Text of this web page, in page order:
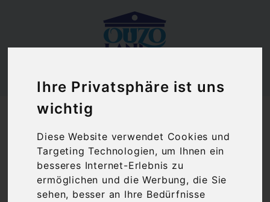
Ihre Privatsphäre ist uns
wichtig
Diese Website verwendet Cookies und
Targeting Technologien, um Ihnen ein
besseres Internet-Erlebnis zu
ermöglichen und die Werbung, die Sie
sehen, besser an Ihre Bedürfnisse
Ouzoland.de
Nounou Kondensmilch konzentriert | Friesland
Campina (400 g)